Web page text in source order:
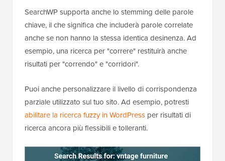
SearchWP supporta anche lo stemming delle parole
chiave, il che significa che includerà parole correlate
anche se non hanno la stessa identica desinenza. Ad
esempio, una ricerca per "correre" restituirà anche
risultati per "correndo" e "corridori".
Puoi anche personalizzare il livello di corrispondenza
parziale utilizzato sul tuo sito. Ad esempio, potresti
abilitare la ricerca fuzzy in WordPress per risultati di
ricerca ancora più flessibili e tolleranti.